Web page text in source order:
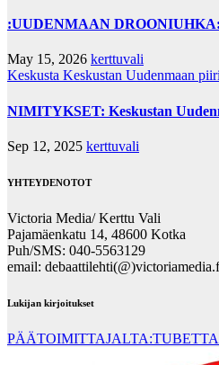
:UUDENMAAN DROONIUHKA:
May 15, 2026 kerttuvali
Keskusta Keskustan Uudenmaan piiri
NIMITYKSET: Keskustan
Sep 12, 2025 kerttuvali
YHTEYDENOTOT
Victoria Media/ Kerttu Vali
Pajamäenkatu 14, 48600 Kotka
Puh/SMS: 040-5563129
email:
Lukijan kirjoitukset